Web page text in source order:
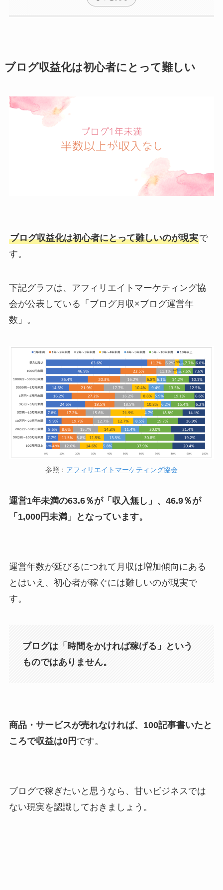
ブログ収益化は初心者にとって難しい
ブログ収益化は初心者にとって難しいのが現実で
す。
下記グラフは、アフィリエイトマーケティング協
会が公表している「ブログ月収×ブログ運営年
数」。
参照： アフィリエイトマーケティング協会
運営1年未満の63.6％が「収入無し」、46.9％が
「1,000円未満」となっています。
運営年数が延びるにつれて月収は増加傾向にある
とはいえ、初心者が稼ぐには難しいのが現実で
す。
ブログは「時間をかければ稼げる」という
ものではありません。
商品・サービスが売れなければ、100記事書いたと
ころで収益は0円 です。
ブログで稼ぎたいと思うなら、甘いビジネスでは
ない現実を認識しておきましょう。